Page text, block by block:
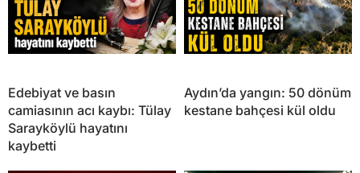
Edebiyat ve basın
camiasının acı kaybı: Tülay
Sarayköylü hayatını
kaybetti
Aydın’da yangın: 50 dönüm
kestane bahçesi kül oldu